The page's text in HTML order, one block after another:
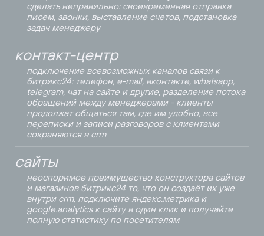
сделать неправильно: своевременная отправка
писем, звонки, выставление счетов, подстановка
задач менеджеру
контакт-центр
подключение всевозможных каналов связи к
битрикс24: телефон, e-mail, вконтакте, whatsapp,
telegram, чат на сайте и другие, разделение потока
обращений между менеджерами - клиенты
продолжат общаться там, где им удобно, все
переписки и записи разговоров с клиентами
сохраняются в crm
сайты
неоспоримое преимущество конструктора сайтов
и магазинов битрикс24 то, что он создаёт их уже
внутри crm, подключите яндекс.метрика и
google.analytics к сайту в один клик и получайте
полную статистику по посетителям